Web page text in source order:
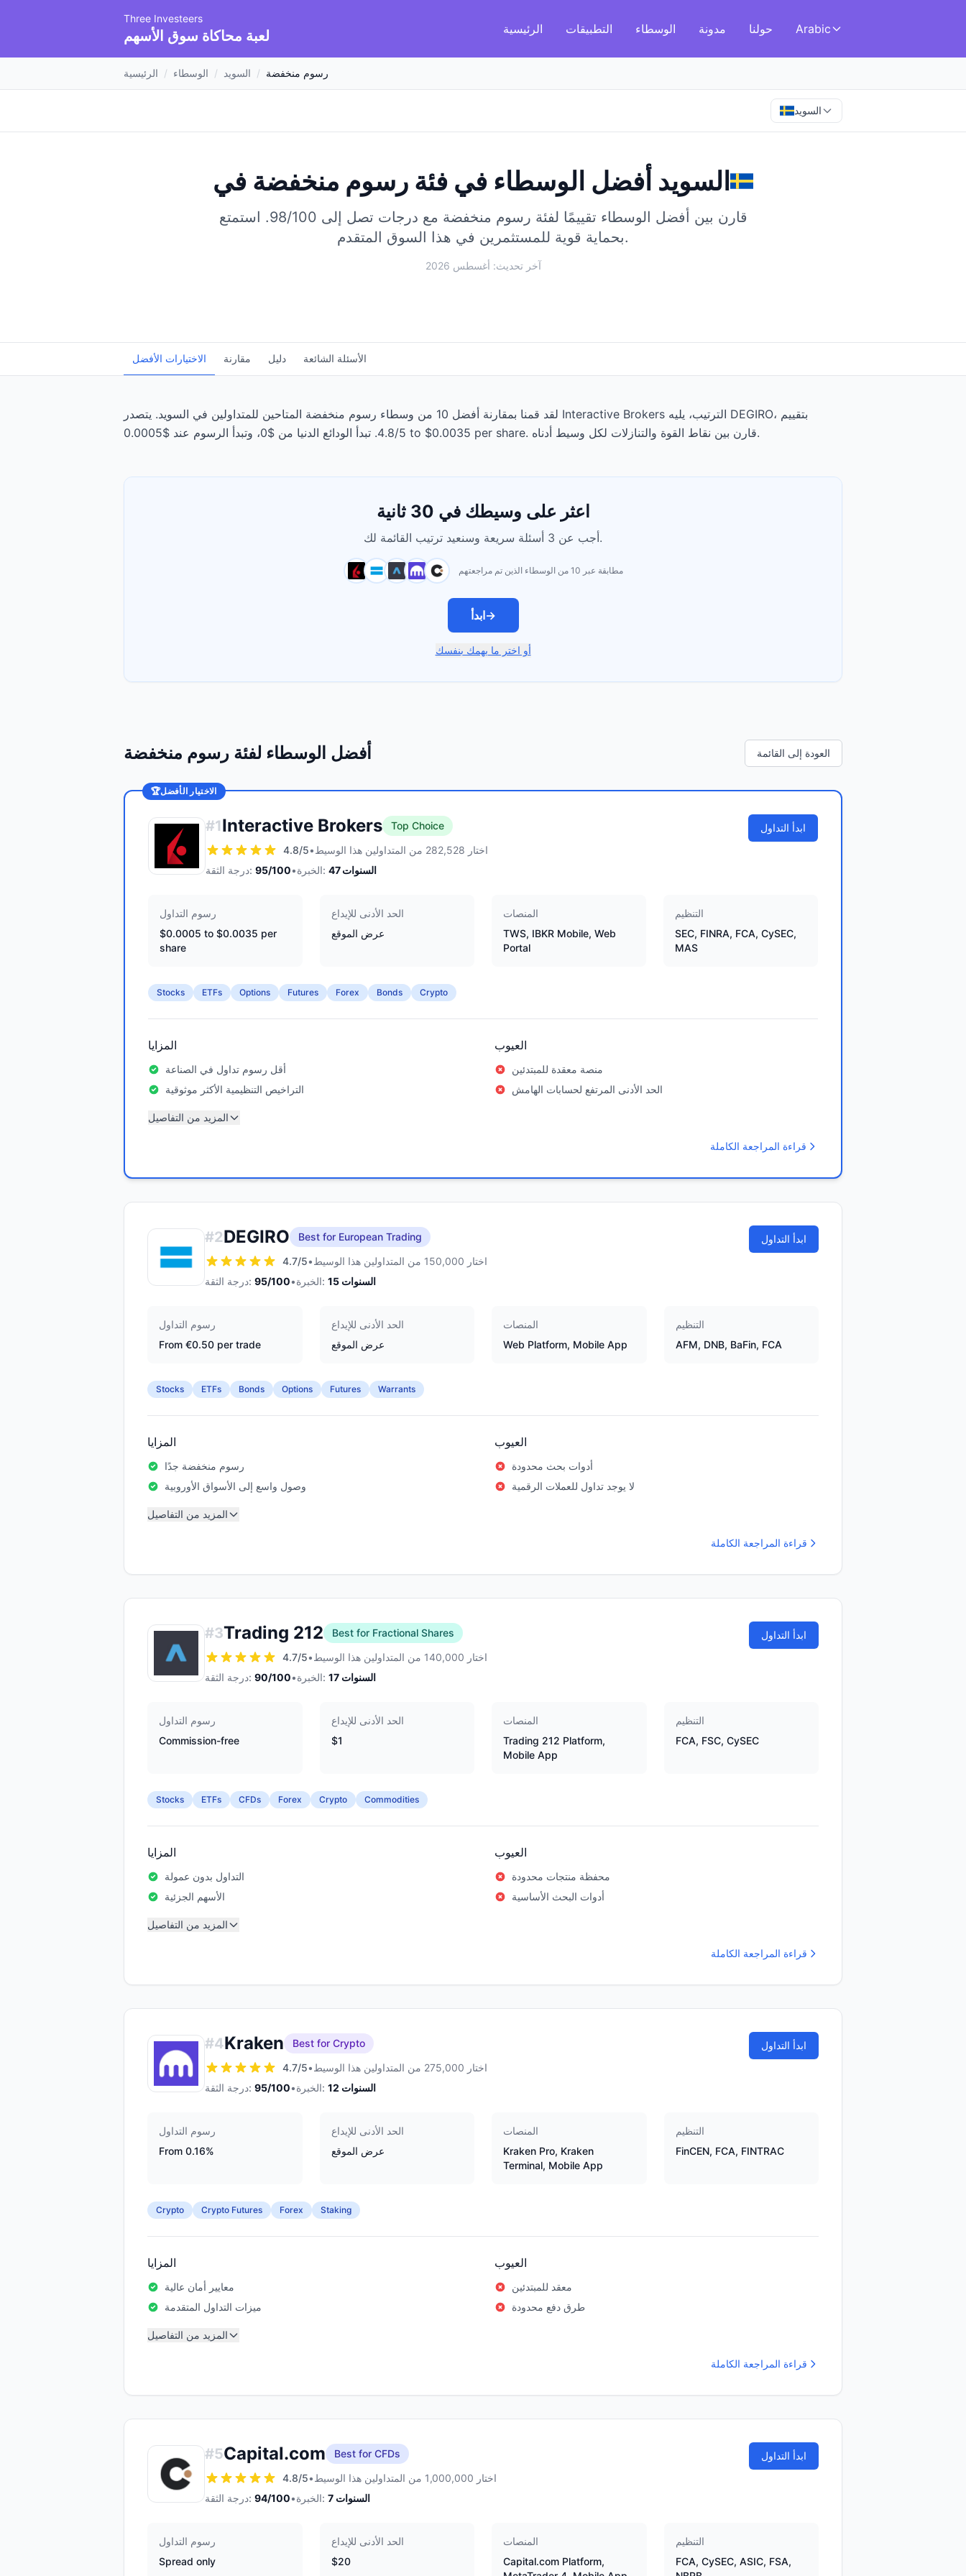
Three Investeers
لعبة محاكاة سوق الأسهم الرئيسية التطبيقات الوسطاء مدونة حولنا Arabic
الرئيسية / الوسطاء / السويد / رسوم منخفضة
السويد
أفضل الوسطاء في فئة رسوم منخفضة السويد
قارن بين أفضل الوسطاء تقييمًا لفئة رسوم منخفضة مع درجات تصل إلى 98/100.
استمتع
بحماية قوية للمستثمرين في هذا السوق المتقدم.
آخر تحديث: أغسطس 2026
الاختيارات الأفضل مقارنة دليل الأسئلة الشائعة
لقد قمنا بمقارنة أفضل 10 من وسطاء رسوم منخفضة المتاحين للمتداولين في السويد. يتصدر Interactive Brokers الترتيب، يليه DEGIRO، بتقييم
4.8/5. تبدأ الودائع الدنيا من $0، وتبدأ الرسوم عند $0.0005 to $0.0035 per share. قارن بين نقاط القوة والتنازلات لكل وسيط أدناه.
اعثر على وسيطك في 30 ثانية
أجب عن 3 أسئلة سريعة وسنعيد ترتيب القائمة لك.
مطابقة عبر 10 من الوسطاء الذين تم مراجعتهم
ابدأ→
أو اختر ما يهمك بنفسك
أفضل الوسطاء لفئة رسوم منخفضة العودة إلى القائمة
🏆الاختيار الأفضل
#1Interactive Brokers
Top Choice
4.8/5•
اختار 282,528 من المتداولين هذا الوسيط
درجة الثقة: 95/100• الخبرة: 47 السنوات
ابدأ التداول
رسوم التداول
$0.0005 to $0.0035 per
share
الحد الأدنى للإيداع
عرض الموقع
المنصات
TWS, IBKR Mobile, Web
Portal
التنظيم
SEC, FINRA, FCA, CySEC,
MAS
Stocks ETFs Options Futures Forex Bonds Crypto
المزايا
أقل رسوم تداول في الصناعة
التراخيص التنظيمية الأكثر موثوقية
العيوب
منصة معقدة للمبتدئين
الحد الأدنى المرتفع لحسابات الهامش
المزيد من التفاصيل
قراءة المراجعة الكاملة
#2DEGIRO
Best for European Trading
4.7/5•
اختار 150,000 من المتداولين هذا الوسيط
درجة الثقة: 95/100• الخبرة: 15 السنوات
ابدأ التداول
رسوم التداول
From €0.50 per trade
الحد الأدنى للإيداع
عرض الموقع
المنصات
Web Platform, Mobile App
التنظيم
AFM, DNB, BaFin, FCA
Stocks ETFs Bonds Options Futures Warrants
المزايا
رسوم منخفضة جدًا
وصول واسع إلى الأسواق الأوروبية
العيوب
أدوات بحث محدودة
لا يوجد تداول للعملات الرقمية
المزيد من التفاصيل
قراءة المراجعة الكاملة
#3Trading 212
Best for Fractional Shares
4.7/5•
اختار 140,000 من المتداولين هذا الوسيط
درجة الثقة: 90/100• الخبرة: 17 السنوات
ابدأ التداول
رسوم التداول
Commission-free
الحد الأدنى للإيداع
$1
المنصات
Trading 212 Platform,
Mobile App
التنظيم
FCA, FSC, CySEC
Stocks ETFs CFDs Forex Crypto Commodities
المزايا
التداول بدون عمولة
الأسهم الجزئية
العيوب
محفظة منتجات محدودة
أدوات البحث الأساسية
المزيد من التفاصيل
قراءة المراجعة الكاملة
#4Kraken
Best for Crypto
4.7/5•
اختار 275,000 من المتداولين هذا الوسيط
درجة الثقة: 95/100• الخبرة: 12 السنوات
ابدأ التداول
رسوم التداول
From 0.16%
الحد الأدنى للإيداع
عرض الموقع
المنصات
Kraken Pro, Kraken
Terminal, Mobile App
التنظيم
FinCEN, FCA, FINTRAC
Crypto Crypto Futures Forex Staking
المزايا
معايير أمان عالية
ميزات التداول المتقدمة
العيوب
معقد للمبتدئين
طرق دفع محدودة
المزيد من التفاصيل
قراءة المراجعة الكاملة
#5Capital.com
Best for CFDs
4.8/5•
اختار 1,000,000 من المتداولين هذا الوسيط
درجة الثقة: 94/100• الخبرة: 7 السنوات
ابدأ التداول
رسوم التداول
Spread only
الحد الأدنى للإيداع
$20
المنصات
Capital.com Platform,
التنظيم
FCA, CySEC, ASIC, FSA,